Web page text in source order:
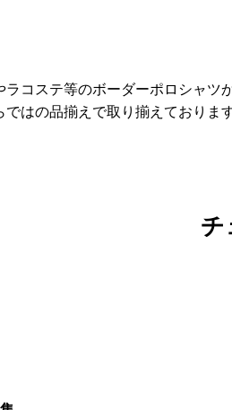
ラコステ等のボーダーポロシャツ
ではの品揃えで取り揃えております
チ